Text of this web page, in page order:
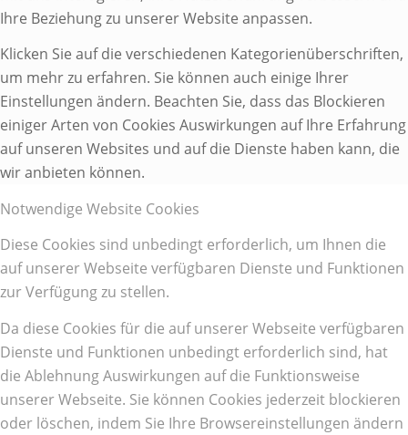
Ihre Beziehung zu unserer Website anpassen.
Klicken Sie auf die verschiedenen Kategorienüberschriften,
um mehr zu erfahren. Sie können auch einige Ihrer
Einstellungen ändern. Beachten Sie, dass das Blockieren
einiger Arten von Cookies Auswirkungen auf Ihre Erfahrung
auf unseren Websites und auf die Dienste haben kann, die
wir anbieten können.
Notwendige Website Cookies
Diese Cookies sind unbedingt erforderlich, um Ihnen die
auf unserer Webseite verfügbaren Dienste und Funktionen
zur Verfügung zu stellen.
Da diese Cookies für die auf unserer Webseite verfügbaren
Dienste und Funktionen unbedingt erforderlich sind, hat
die Ablehnung Auswirkungen auf die Funktionsweise
unserer Webseite. Sie können Cookies jederzeit blockieren
oder löschen, indem Sie Ihre Browsereinstellungen ändern